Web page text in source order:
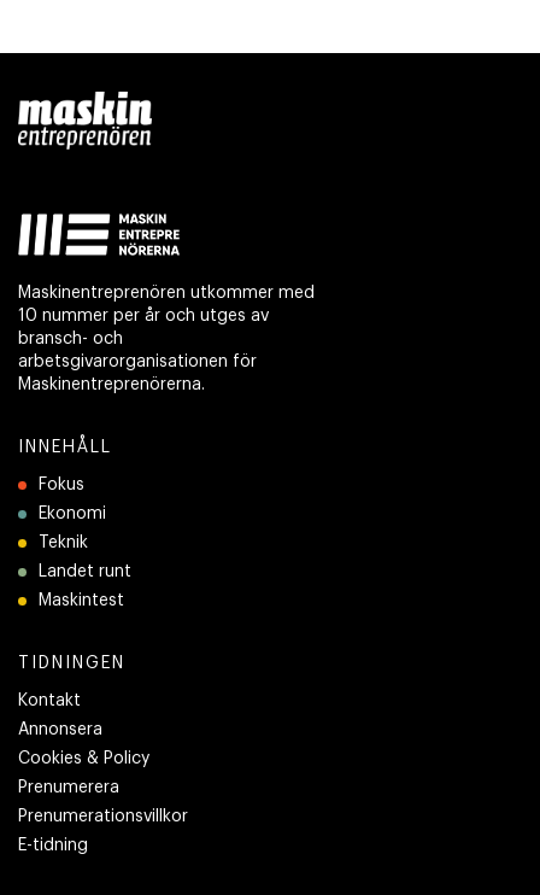
Maskinentreprenören utkommer med
10 nummer per år och utges av
bransch- och
arbetsgivarorganisationen för
Maskinentreprenörerna.
INNEHÅLL
Fokus
Ekonomi
Teknik
Landet runt
Maskintest
TIDNINGEN
Kontakt
Annonsera
Cookies & Policy
Prenumerera
Prenumerationsvillkor
E-tidning